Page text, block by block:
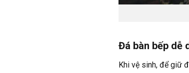
Đá bàn bếp dễ
Khi vệ sinh, để giữ